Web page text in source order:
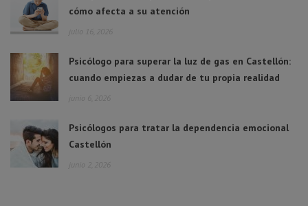
cómo afecta a su atención
julio 16, 2026
Psicólogo para superar la luz de gas en Castellón:
cuando empiezas a dudar de tu propia realidad
junio 6, 2026
Psicólogos para tratar la dependencia emocional
Castellón
junio 2, 2026